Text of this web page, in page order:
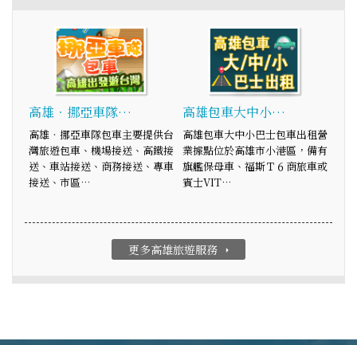
高雄‧挪亞車隊…
高雄‧挪亞車隊包車主要提供台
灣旅遊包車、機場接送、高鐵接
送、車站接送、商務接送、專車
接送、市區…
高雄包車大中小…
高雄包車大中小巴士包車出租營
業據點位於高雄市小港區，備有
旗艦保母車、福斯Ｔ６商旅車或
賓士VIT…
更多高雄旅遊服務 arrow_right